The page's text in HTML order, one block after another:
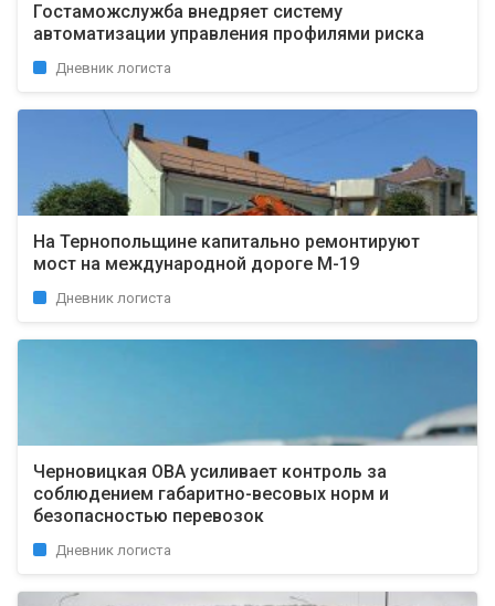
Госта­можслужба внедряет систему
автоматизации управления профилями риска
Дневник логиста
На Тернопольщине капитально ремонтируют
мост на международной дороге М-19
Дневник логиста
Черновицкая ОВА усиливает контроль за
соблюдением габаритно-весовых норм и
безопасностью перевозок
Дневник логиста